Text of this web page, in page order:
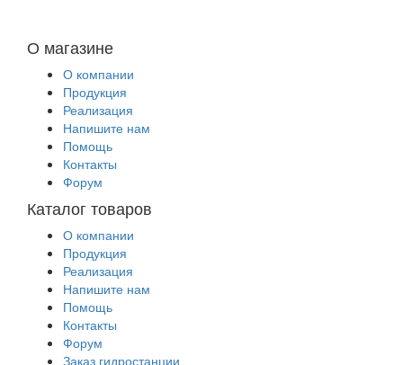
О магазине
О компании
Продукция
Реализация
Напишите нам
Помощь
Контакты
Форум
Каталог товаров
О компании
Продукция
Реализация
Напишите нам
Помощь
Контакты
Форум
Заказ гидростанции